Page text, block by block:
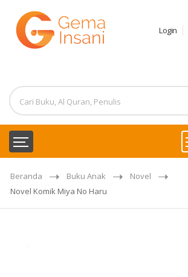
Login
Beranda Buku Anak
Novel
Novel Komik Miya No Haru